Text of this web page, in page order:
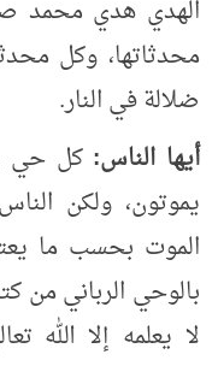
الهدي هدي محمد
محدثاتها، وكل
ضلالة في النار.
أيها الناس: كل حي
يموتون، ولكن
الموت بحسب ما
بالوحي الرباني من
لا يعلمه إلا الله